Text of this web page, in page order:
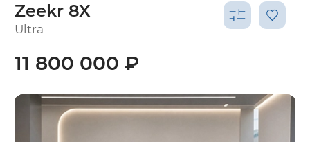
Zeekr 8X
Ultra
11 800 000 ₽